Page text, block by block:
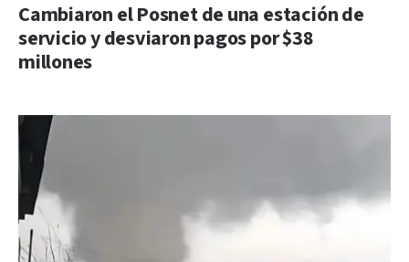
Cambiaron el Posnet de una estación de
servicio y desviaron pagos por $38
millones